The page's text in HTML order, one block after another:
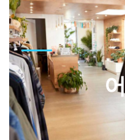
네오코리아는 해외 유명
하